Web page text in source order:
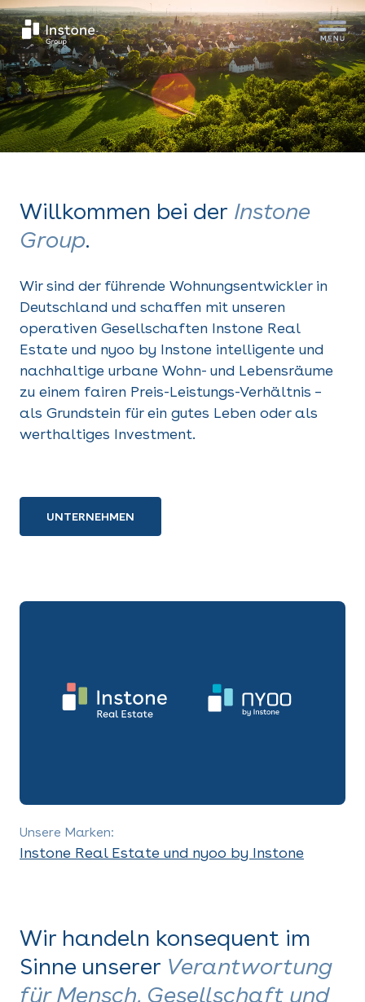
Willkommen bei der Instone
Group.
Wir sind der führende Wohnungsentwickler in
Deutschland und schaffen mit unseren
operativen Gesellschaften Instone Real
Estate und nyoo by Instone intelligente und
nachhaltige urbane Wohn- und Lebensräume
zu einem fairen Preis-Leistungs-Verhältnis –
als Grundstein für ein gutes Leben oder als
werthaltiges Investment.
UNTERNEHMEN
Unsere Marken:
Instone Real Estate und nyoo by Instone
Wir handeln konsequent im
Sinne unserer Verantwortung
für Mensch, Gesellschaft und